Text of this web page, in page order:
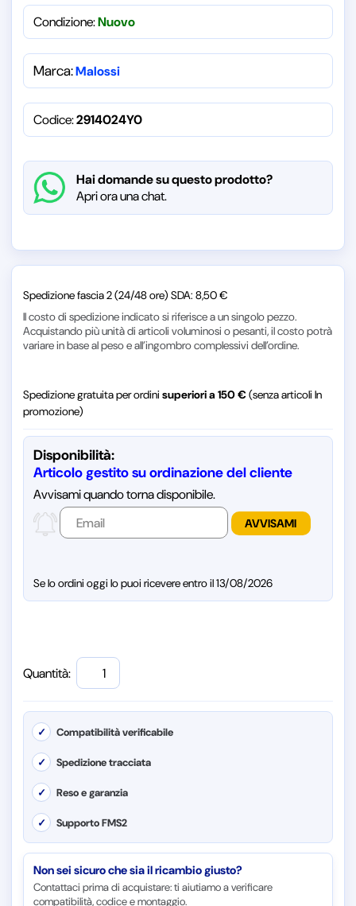
Condizione:Nuovo
Marca:Malossi
Codice:2914024Y0
Hai domande su questo prodotto?
Apri ora una chat.
Spedizione fascia 2 (24/48 ore) SDA: 8,50 €
Il costo di spedizione indicato si riferisce a un singolo pezzo.
Acquistando più unità di articoli voluminosi o pesanti, il costo potrà
variare in base al peso e all’ingombro complessivi dell’ordine.
Spedizione gratuita per ordinisuperiori a 150 €(senza articoli In
promozione)
Disponibilità:
Articolo gestito su ordinazione del cliente
Avvisami quando torna disponibile.
Se lo ordini oggi lo puoi ricevere entro il 13/08/2026
Quantità:
✓ Compatibilità verificabile
✓ Spedizione tracciata
✓ Reso e garanzia
✓ Supporto FMS2
Non sei sicuro che sia il ricambio giusto?
Contattaci prima di acquistare: ti aiutiamo a verificare
compatibilità, codice e montaggio.